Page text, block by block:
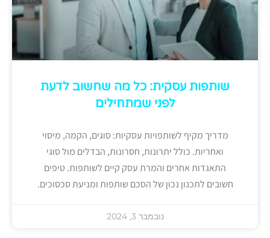
שותפות עסקית: כל מה שחשוב לדעת
לפני שמתחילים
מדריך מקיף לשותפויות עסקיות: סוגים, הקמה, מיסוי
ואחריות. כולל יתרונות, חסרונות, הבדלים מול סוגי
התאגדות אחרים והמרת עסק קיים לשותפות. טיפים
חשובים לתכנון נכון של הסכם שותפות ומניעת סכסוכים.
נובמבר 3, 2024